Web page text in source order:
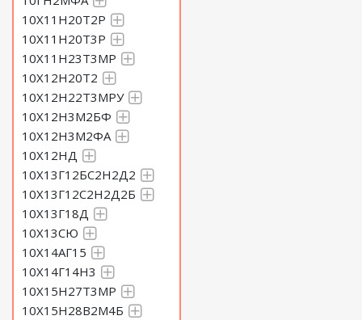
10Х11Н20Т2Р
10Х11Н20Т3Р
10Х11Н23Т3МР
10Х12Н20Т2
10Х12Н22Т3МРУ
10Х12Н3М2БФ
10Х12Н3М2ФА
10Х12НД
10Х13Г12БС2Н2Д2
10Х13Г12С2Н2Д2Б
10Х13Г18Д
10Х13СЮ
10Х14АГ15
10Х14Г14Н3
10Х15Н27Т3МР
10Х15Н28В2М4Б